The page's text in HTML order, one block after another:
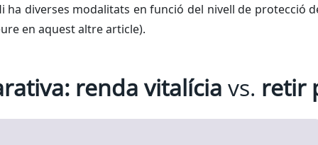
ha diverses modalitats en funció del nivell de protecció
en aquest altre article).
renda vitalícia vs. retir